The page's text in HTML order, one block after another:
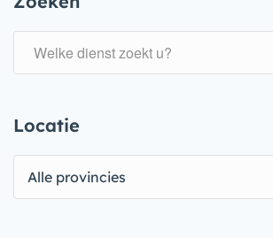
Locatie
Alle provincies